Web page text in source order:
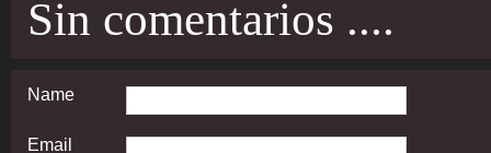
Sin comentarios ....
Name
Email